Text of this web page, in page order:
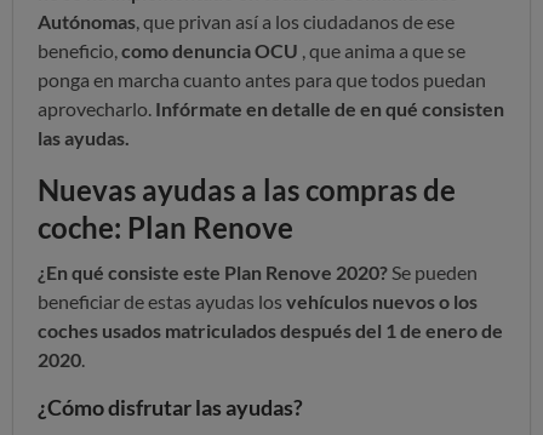
Autónomas , que privan así a los ciudadanos de ese
beneficio, como denuncia OCU , que anima a que se
ponga en marcha cuanto antes para que todos puedan
aprovecharlo. Infórmate en detalle de en qué consisten
las ayudas.
Nuevas ayudas a las compras de
coche: Plan Renove
¿En qué consiste este Plan Renove 2020? Se pueden
beneficiar de estas ayudas los vehículos nuevos o los
coches usados matriculados después del 1 de enero de
2020
¿Cómo disfrutar las ayudas?